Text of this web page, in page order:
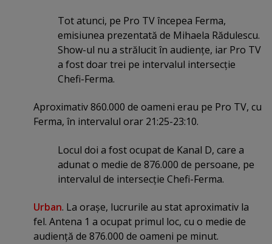
Tot atunci, pe Pro TV începea Ferma,
emisiunea prezentată de Mihaela Rădulescu.
Show-ul nu a strălucit în audienţe, iar Pro TV
a fost doar trei pe intervalul intersecţie
Chefi-Ferma.
Aproximativ 860.000 de oameni erau pe Pro TV, cu
Ferma, în intervalul orar 21:25-23:10.
Locul doi a fost ocupat de Kanal D, care a
adunat o medie de 876.000 de persoane, pe
intervalul de intersecţie Chefi-Ferma.
Urban. La oraşe, lucrurile au stat aproximativ la
fel. Antena 1 a ocupat primul loc, cu o medie de
audienţă de 876.000 de oameni pe minut.